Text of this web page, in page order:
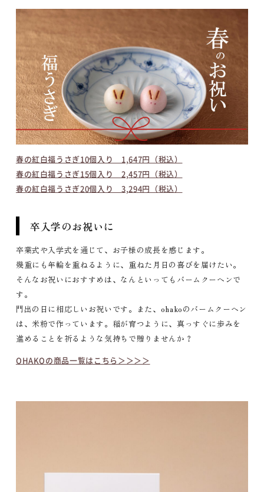
春の紅白福うさぎ10個入り 1,647円（税込）
春の紅白福うさぎ15個入り 2,457円（税込）
春の紅白福うさぎ20個入り 3,294円（税込）
卒入学のお祝いに
卒業式や入学式を通じて、お子様の成長を感じます。
幾重にも年輪を重ねるように、重ねた月日の喜びを届けたい。
そんなお祝いにおすすめは、なんといってもバームクーヘンで
す。
門出の日に相応しいお祝いです。また、ohakoのバームクーヘン
は、米粉で作っています。稲が育つように、真っすぐに歩みを
進めることを祈るような気持ちで贈りませんか？
OHAKOの商品一覧はこちら＞＞＞＞